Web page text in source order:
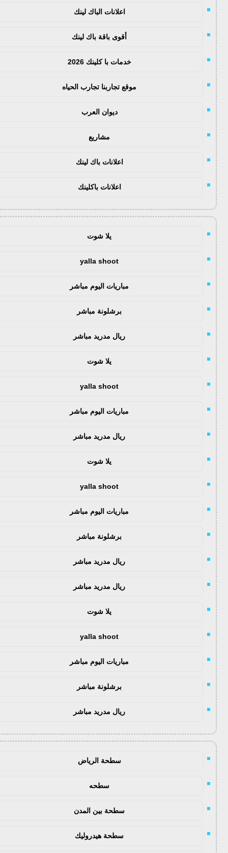
اعلانات الباك لينك
أقوى باقة باك لينك
خدمات با كلينك 2026
موقع تجاربنا تجارب الحياه
ديوان العرب
مشاريع
اعلانات باك لينك
اعلانات باكلينك
يلا شوت
yalla shoot
مباريات اليوم مباشر
برشلونة مباشر
ريال مدريد مباشر
يلا شوت
yalla shoot
مباريات اليوم مباشر
ريال مدريد مباشر
يلا شوت
yalla shoot
مباريات اليوم مباشر
برشلونة مباشر
ريال مدريد مباشر
ريال مدريد مباشر
يلا شوت
yalla shoot
مباريات اليوم مباشر
برشلونة مباشر
ريال مدريد مباشر
سطحة الرياض
سطحه
سطحة بين المدن
سطحة هيدروليك